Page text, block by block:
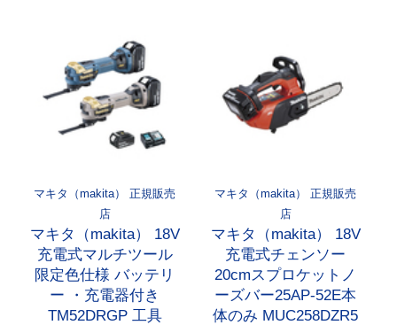
マキタ（makita） 正規販売
店
マキタ（makita） 18V
充電式マルチツール
限定色仕様 バッテリ
ー ・充電器付き
TM52DRGP 工具
マキタ（makita） 正規販売
店
マキタ（makita） 18V
充電式チェンソー
20cmスプロケットノ
ーズバー25AP-52E本
体のみ MUC258DZR5